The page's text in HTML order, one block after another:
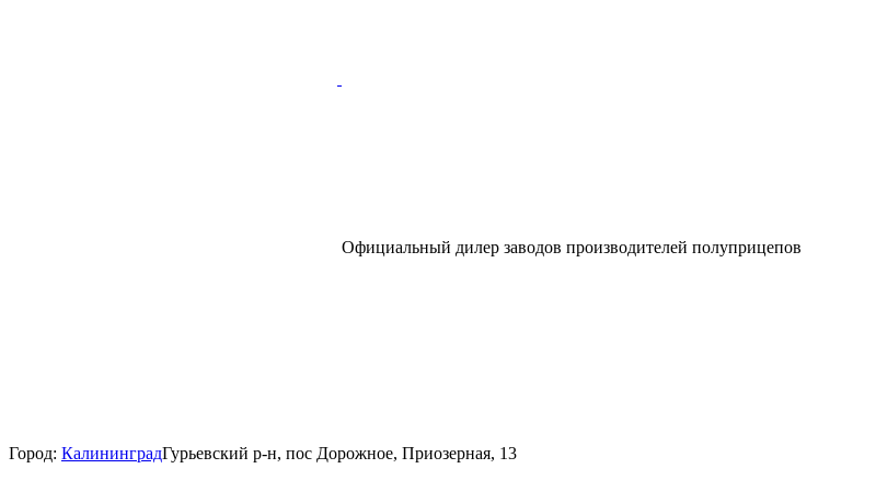
Официальный дилер заводов производителей полуприцепов
Город: КалининградГурьевский р-н, пос Дорожное, Приозерная, 13